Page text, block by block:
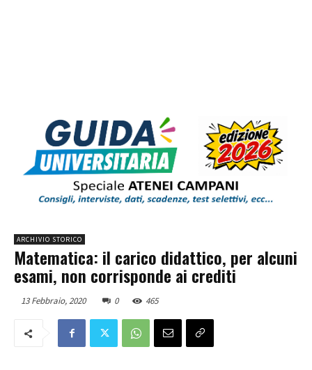
ARCHIVIO STORICO
Matematica: il carico didattico, per alcuni
esami, non corrisponde ai crediti
13 Febbraio, 2020 0 465